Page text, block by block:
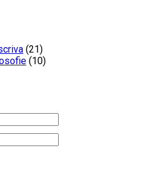
(21)
(10)